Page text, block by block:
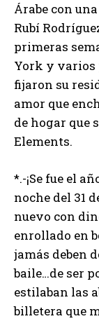
Árabe con
Rubí
primeras
York y varios
fijaron su
amor que
de hogar que
Elements.
*.-¡Se fue el
noche del 31
nuevo con
enrollado en
jamás deben
baile…de ser
estilaban las
billetera que